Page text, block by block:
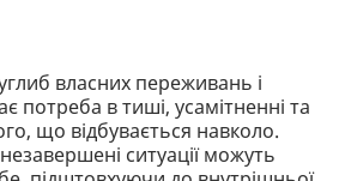
власних переживань і
потреба в тиші, усамітненні та
що відбувається навколо.
ситуації можуть